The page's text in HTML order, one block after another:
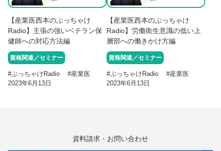
【産業医西本のぶっちゃけ
Radio】主張の強いベテラン保
健師への対応方法編
資格関連／セミナー
#ぶっちゃけRadio #産業医
2023年6月13日
【産業医西本のぶっちゃけ
Radio】労働衛生意識の低い上
層部への働きかけ方編
資格関連／セミナー
#ぶっちゃけRadio #産業医
2023年6月13日
資料請求・お問い合わせ